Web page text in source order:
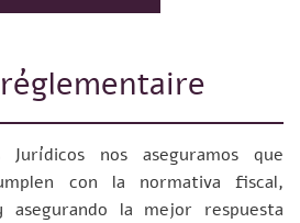
nos aseguramos que
con la normativa fiscal,
asegurando la mejor respuesta